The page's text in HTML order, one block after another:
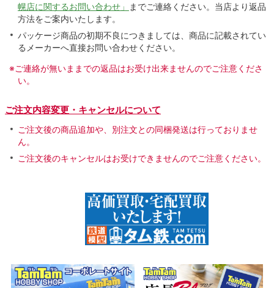
幌店に関するお問い合わせ」
までご連絡ください。当店より返品
方法をご案内いたします。
パッケージ商品の初期不良につきましては、商品に記載されてい
るメーカーへ直接お問い合わせください。
※ご連絡が無いままでの返品はお受け出来ませんのでご注意くださ
い。
ご注文内容変更・キャンセルについて
ご注文後の商品追加や、別注文との同梱発送は行っておりませ
ん。
ご注文後のキャンセルはお受けできませんのでご注意ください。